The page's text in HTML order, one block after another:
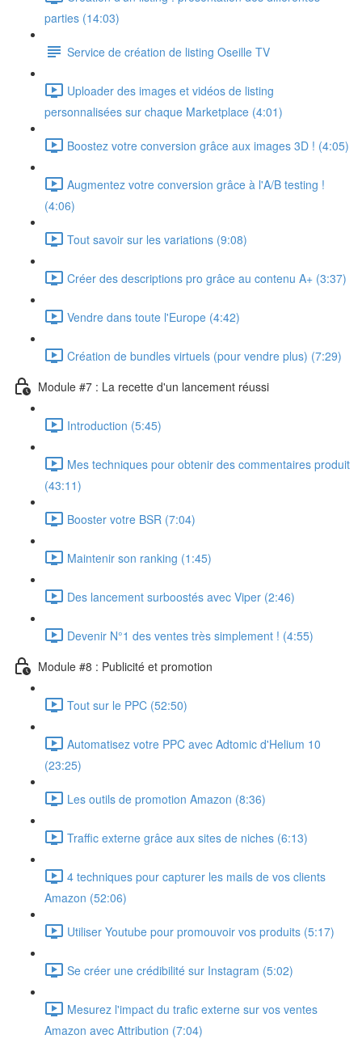
parties (14:03)
Service de création de listing Oseille TV
Uploader des images et vidéos de listing
personnalisées sur chaque Marketplace (4:01)
Boostez votre conversion grâce aux images 3D ! (4:05)
Augmentez votre conversion grâce à l'A/B testing !
(4:06)
Tout savoir sur les variations (9:08)
Créer des descriptions pro grâce au contenu A+ (3:37)
Vendre dans toute l'Europe (4:42)
Création de bundles virtuels (pour vendre plus) (7:29)
Module #7 : La recette d'un lancement réussi
Introduction (5:45)
Mes techniques pour obtenir des commentaires produit
(43:11)
Booster votre BSR (7:04)
Maintenir son ranking (1:45)
Des lancement surboostés avec Viper (2:46)
Devenir N°1 des ventes très simplement ! (4:55)
Module #8 : Publicité et promotion
Tout sur le PPC (52:50)
Automatisez votre PPC avec Adtomic d'Helium 10
(23:25)
Les outils de promotion Amazon (8:36)
Traffic externe grâce aux sites de niches (6:13)
4 techniques pour capturer les mails de vos clients
Amazon (52:06)
Utiliser Youtube pour promouvoir vos produits (5:17)
Se créer une crédibilité sur Instagram (5:02)
Mesurez l'impact du trafic externe sur vos ventes
Amazon avec Attribution (7:04)